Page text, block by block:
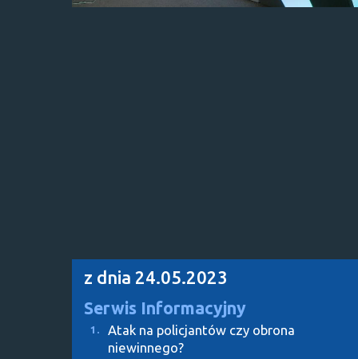
z dnia 24.05.2023
Serwis Informacyjny
1.
Atak na policjantów czy obrona
niewinnego?